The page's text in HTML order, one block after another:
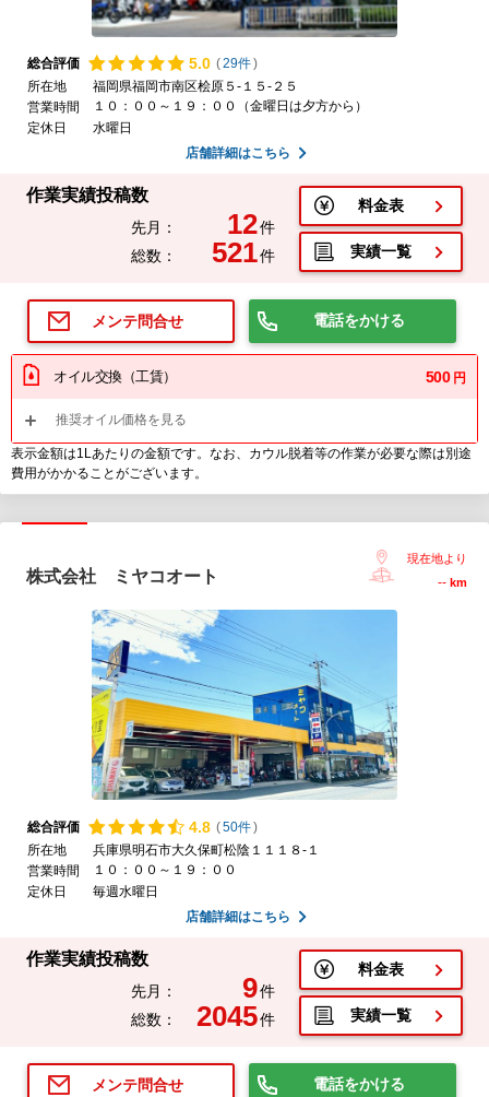
総合評価 5.0 (29件)
所在地
福岡県福岡市南区桧原５-１５-２５
営業時間
１０：００～１９：００（金曜日は夕方から）
定休日
水曜日
店舗詳細はこちら
作業実績投稿数
先月： 12件
総数：
521件
料金表
実績一覧
メンテ問合せ 電話をかける
オイル交換（工賃） 500 円
推奨オイル価格を見る
表示金額は1Lあたりの金額です。なお、カウル脱着等の作業が必要な際は別途
費用がかかることがございます。
株式会社 ミヤコオート
現在地より
-- km
総合評価 4.8 (50件)
所在地
兵庫県明石市大久保町松陰１１１８-１
営業時間
１０：００～１９：００
定休日
毎週水曜日
店舗詳細はこちら
作業実績投稿数
先月： 9件
総数：
2045件
料金表
実績一覧
メンテ問合せ 電話をかける